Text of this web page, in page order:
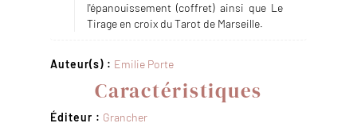
l'épanouissement (coffret) ainsi que Le
Tirage en croix du Tarot de Marseille.
Auteur(s) : Emilie Porte
Caractéristiques
Éditeur : Grancher